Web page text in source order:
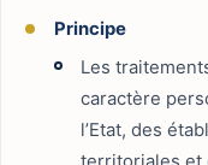
Principe
Les
caractère
l’Etat, des